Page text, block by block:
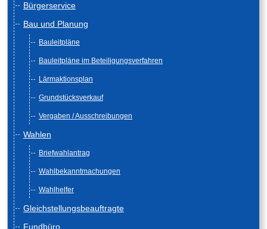
Bürgerservice
Bau und Planung
Bauleitpläne
Bauleitpläne im Beteiligungsverfahren
Lärmaktionsplan
Grundstücksverkauf
Vergaben / Ausschreibungen
Wahlen
Briefwahlantrag
Wahlbekanntmachungen
Wahlhelfer
Gleichstellungsbeauftragte
Fundbüro